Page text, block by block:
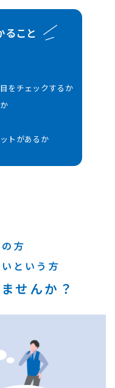
ること
をチェックするか
トがあるか
方
という方
せんか？